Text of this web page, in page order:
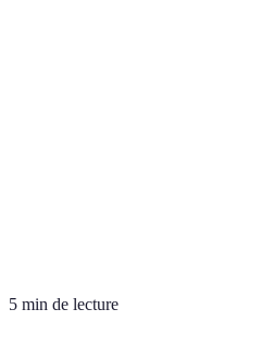
5 min de lecture